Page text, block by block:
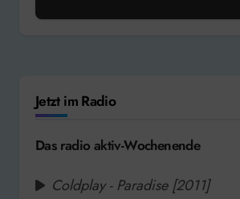
Jetzt im Radio
Das radio aktiv-Wochenende
Coldplay - Paradise [2011]